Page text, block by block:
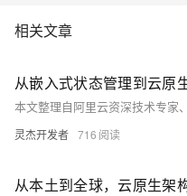
相关文章
灵杰开发者 716
从本土到全球，云原生架